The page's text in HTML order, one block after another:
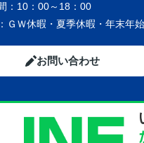
： 10：00～18：00
ＧＷ休暇・夏季休暇・年末年
お問い合わせ